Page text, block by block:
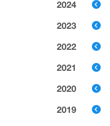
2024
2023
2022
2021
2020
2019